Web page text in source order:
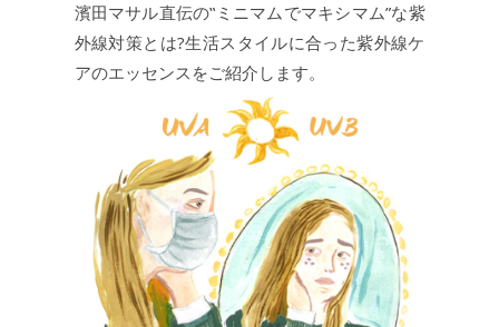
濱田マサル直伝の‟ミニマムでマキシマム”な紫
外線対策とは?生活スタイルに合った紫外線ケ
アのエッセンスをご紹介します。